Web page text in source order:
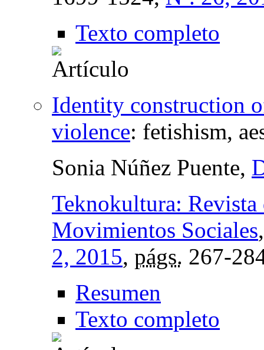
Texto completo
Identity construction
violence: fetishism,
Sonia Núñez Puente,
Teknokultura:
Movimientos Sociales
2, 2015, págs. 267-
Resumen
Texto completo